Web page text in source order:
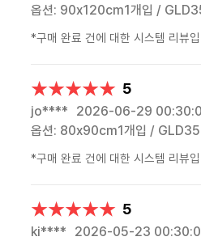
옵션: 90x120cm1개입 /
*구매 완료 건에 대한 시스템 리뷰
★★★★★
★★★★★ 5
jo**** 2026-06-29
옵션: 80x90cm1개입 /
*구매 완료 건에 대한 시스템 리뷰
★★★★★
★★★★★ 5
ki**** 2026-05-23